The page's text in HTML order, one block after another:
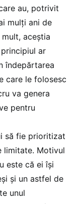
au, potrivit
mulți ani de
aceștia
ar
îndepărtarea
care le folosesc
va genera
pentru
să fie prioritizat
limitate. Motivul
este că ei își
și un astfel de
unul